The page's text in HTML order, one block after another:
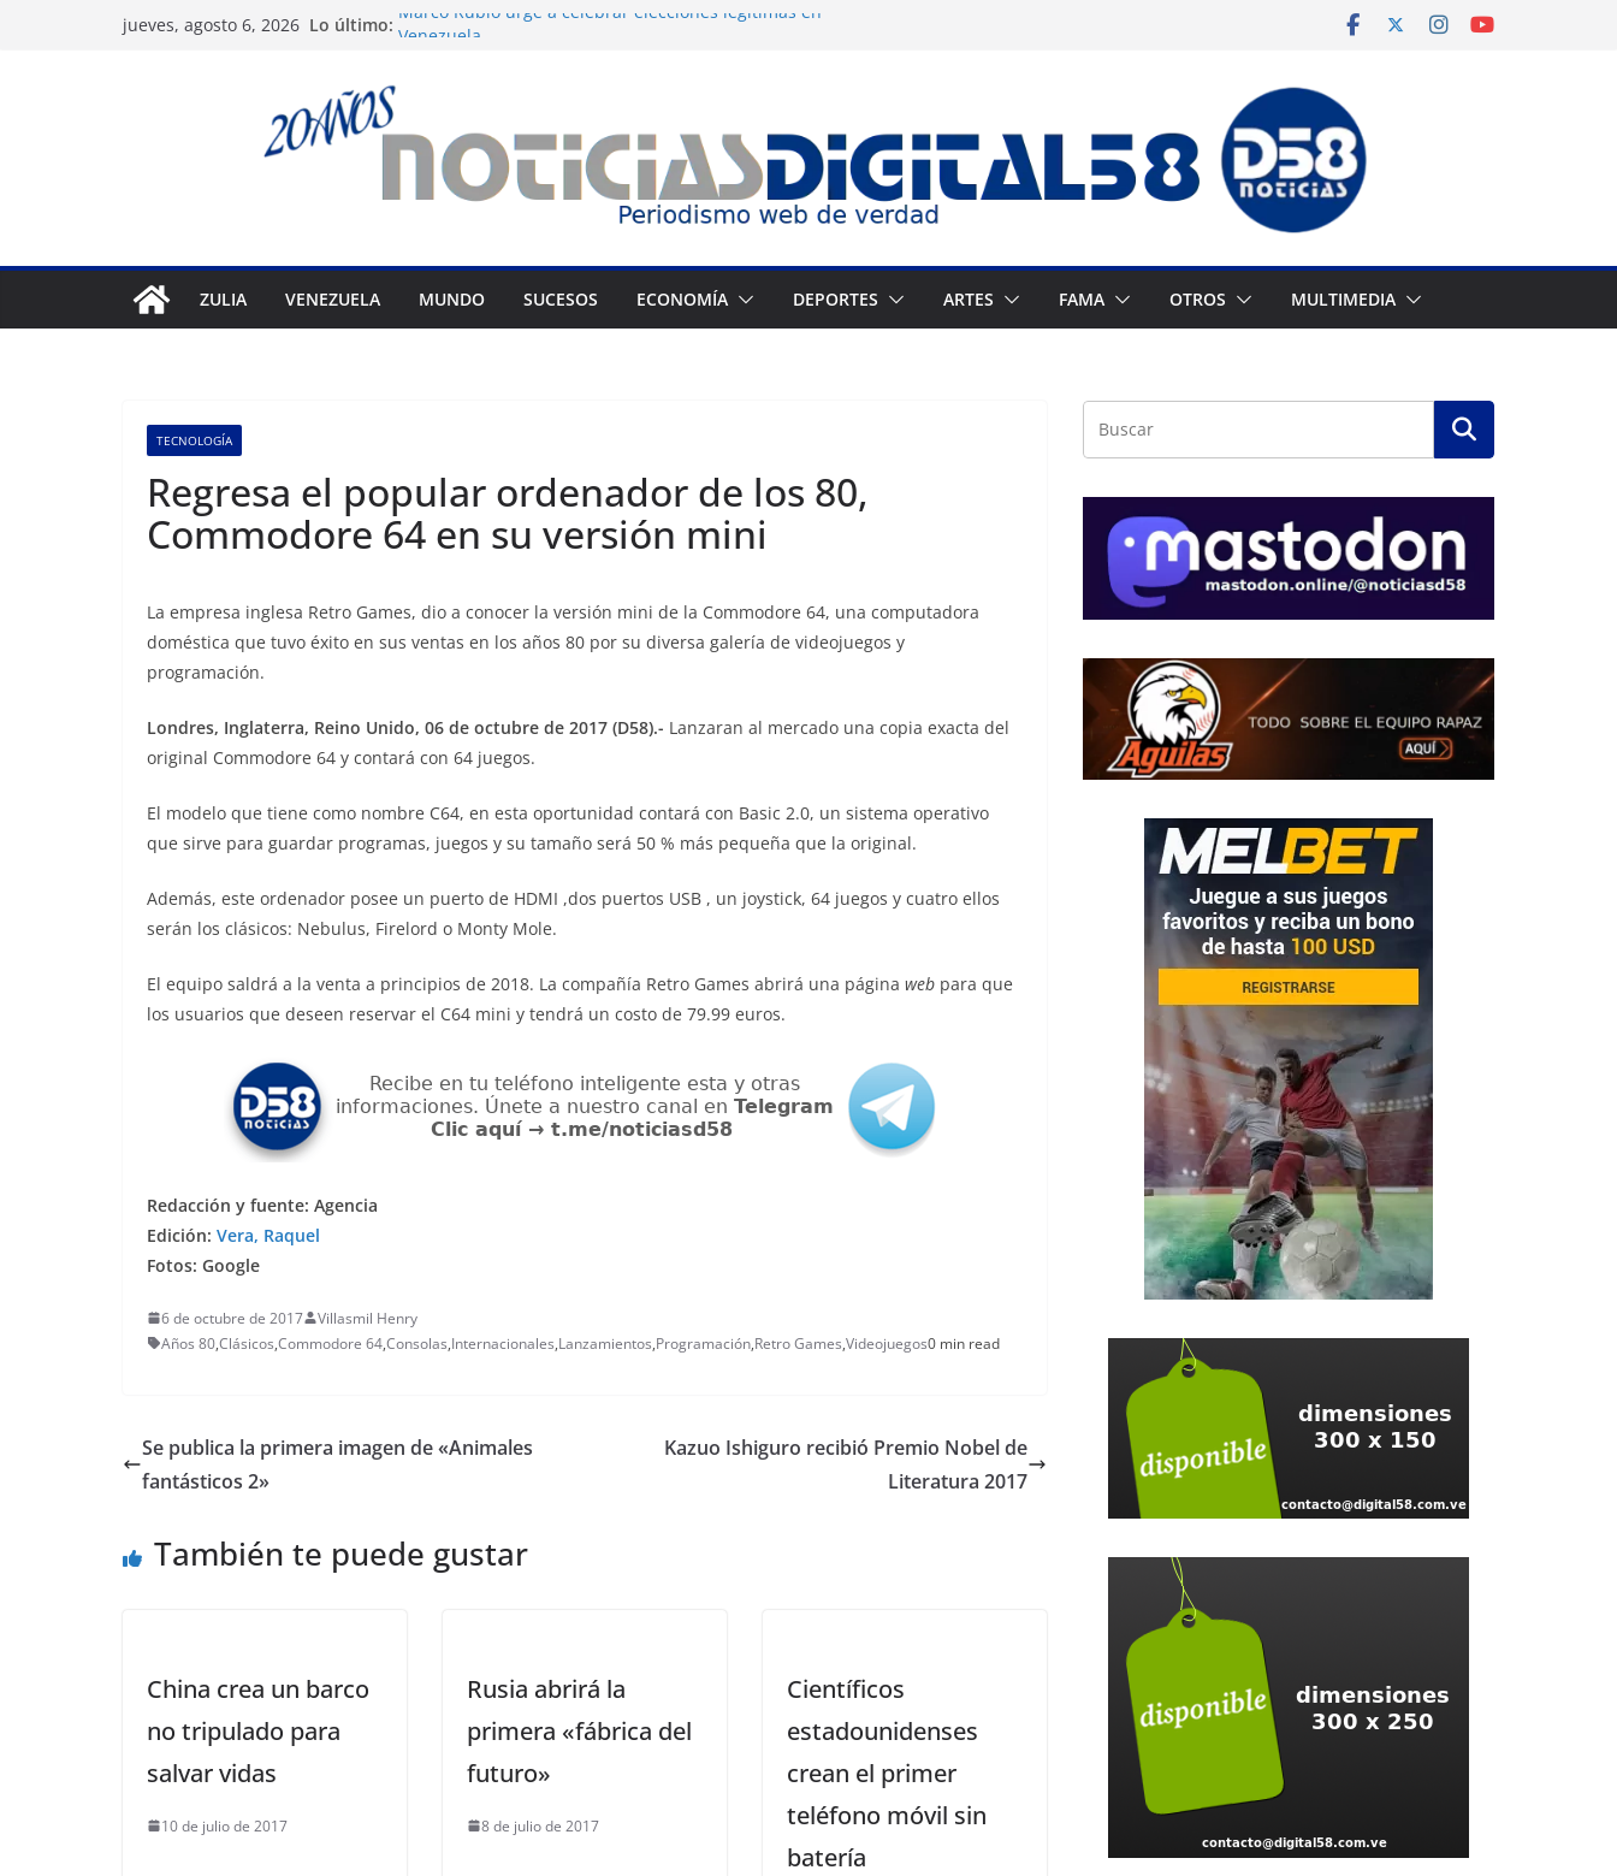
jueves, agosto 6, 2026 Lo último: Marco Rubio urge a celebrar elecciones legítimas en
Hallan el cuerpo del montañista Nirmal Purja tras
avalancha en Pakistán
Machado exige un cronograma electoral a la mesa de
ZULIA VENEZUELA MUNDO SUCESOS ECONOMÍA DEPORTES ARTES FAMA OTROS MULTIMEDIA
TECNOLOGÍA
Regresa el popular ordenador de los 80,
Commodore 64 en su versión mini
La empresa inglesa Retro Games, dio a conocer la versión mini de la Commodore 64, una computadora
doméstica que tuvo éxito en sus ventas en los años 80 por su diversa galería de videojuegos y
programación.
Londres, Inglaterra, Reino Unido, 06 de octubre de 2017 (D58).- Lanzaran al mercado una copia exacta del
original Commodore 64 y contará con 64 juegos.
El modelo que tiene como nombre C64, en esta oportunidad contará con Basic 2.0, un sistema operativo
que sirve para guardar programas, juegos y su tamaño será 50 % más pequeña que la original.
Además, este ordenador posee un puerto de HDMI ,dos puertos USB , un joystick, 64 juegos y cuatro ellos
serán los clásicos: Nebulus, Firelord o Monty Mole.
El equipo saldrá a la venta a principios de 2018. La compañía Retro Games abrirá una página web para que
los usuarios que deseen reservar el C64 mini y tendrá un costo de 79.99 euros.
Redacción y fuente: Agencia
Edición: Vera, Raquel
Fotos: Google
6 de octubre de 2017
Villasmil Henry
Años 80,Clásicos,Commodore 64,Consolas,Internacionales,Lanzamientos,Programación,Retro Games,Videojuegos0 min read
Se publica la primera imagen de «Animales
fantásticos 2»
Kazuo Ishiguro recibió Premio Nobel de
Literatura 2017
También te puede gustar
China crea un barco
no tripulado para
salvar vidas
10 de julio de 2017
Rusia abrirá la
primera «fábrica del
futuro»
8 de julio de 2017
Científicos
estadounidenses
crean el primer
teléfono móvil sin
batería